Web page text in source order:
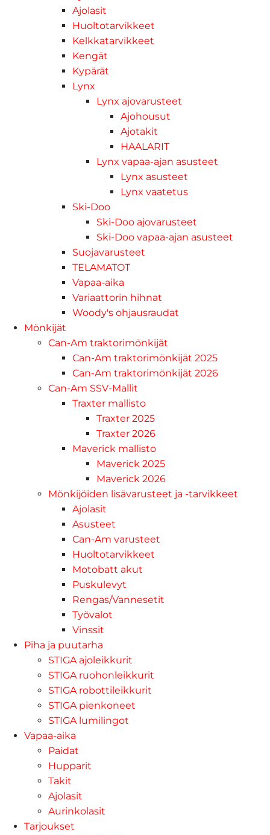
Ajolasit
Huoltotarvikkeet
Kelkkatarvikkeet
Kengät
Kypärät
Lynx
Lynx ajovarusteet
Ajohousut
Ajotakit
HAALARIT
Lynx vapaa-ajan asusteet
Lynx asusteet
Lynx vaatetus
Ski-Doo
Ski-Doo ajovarusteet
Ski-Doo vapaa-ajan asusteet
Suojavarusteet
TELAMATOT
Vapaa-aika
Variaattorin hihnat
Woody's ohjausraudat
Mönkijät
Can-Am traktorimönkijät
Can-Am traktorimönkijät 2025
Can-Am traktorimönkijät 2026
Can-Am SSV-Mallit
Traxter mallisto
Traxter 2025
Traxter 2026
Maverick mallisto
Maverick 2025
Maverick 2026
Mönkijöiden lisävarusteet ja -tarvikkeet
Ajolasit
Asusteet
Can-Am varusteet
Huoltotarvikkeet
Motobatt akut
Puskulevyt
Rengas/Vannesetit
Työvalot
Vinssit
Piha ja puutarha
STIGA ajoleikkurit
STIGA ruohonleikkurit
STIGA robottileikkurit
STIGA pienkoneet
STIGA lumilingot
Vapaa-aika
Paidat
Hupparit
Takit
Ajolasit
Aurinkolasit
Tarjoukset